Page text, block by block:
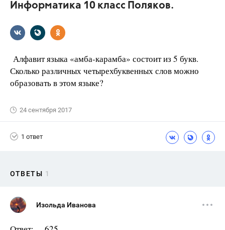
Информатика 10 класс Поляков.
Алфавит языка «амба-карамба» состоит из 5 букв.
Сколько различных четырехбуквенных слов можно
образовать в этом языке?
24 сентября 2017
1 ответ
ОТВЕТЫ 1
Изольда Иванова